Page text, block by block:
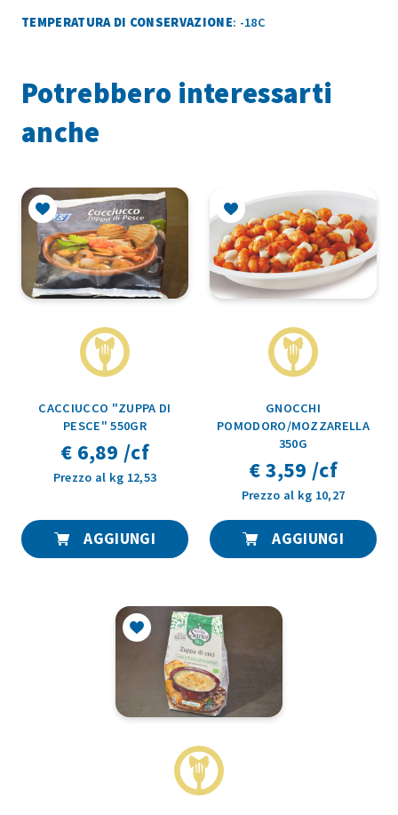
TEMPERATURA DI CONSERVAZIONE: -18C
Potrebbero interessarti
anche
CACCIUCCO "ZUPPA DI
PESCE" 550GR
€ 6,89 /cf
Prezzo al kg 12,53
AGGIUNGI
GNOCCHI
POMODORO/MOZZARELLA
350G
€ 3,59 /cf
Prezzo al kg 10,27
AGGIUNGI